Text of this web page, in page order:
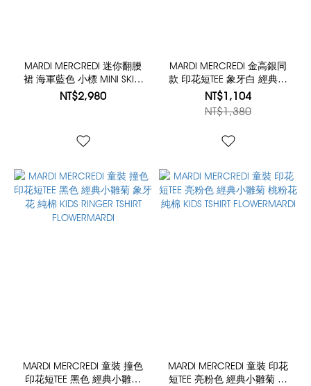
MARDI MERCREDI 迷你翻腰
裙 海軍藍色 小標 MINI SKIRT
FOLDOVER WAIST LACE
NT$2,980
MARDI MERCREDI 金高銀同
款 印花短TEE 象牙白 經典海
軍藍臘腸狗 珍珠項鍊 純棉
TSHIRT SWING THE TAIL
DDANJI PEARL NECKLACE
NT$1,104
NT$1,380
MARDI MERCREDI 童裝 撞色
印花短TEE 黑色 經典小雛菊
MARDI MERCREDI 童裝 印花
短TEE 亮粉色 經典小雛菊 桃